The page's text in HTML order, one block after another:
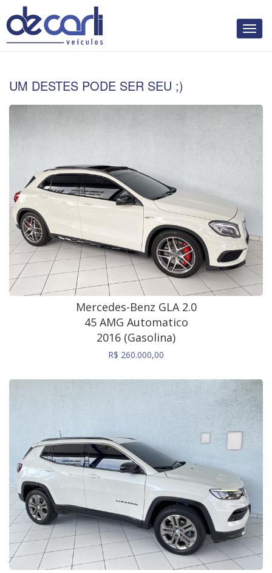
UM DESTES PODE SER SEU ;)
Mercedes-Benz GLA 2.0
45 AMG Automatico
2016 (Gasolina)
R$ 260.000,00